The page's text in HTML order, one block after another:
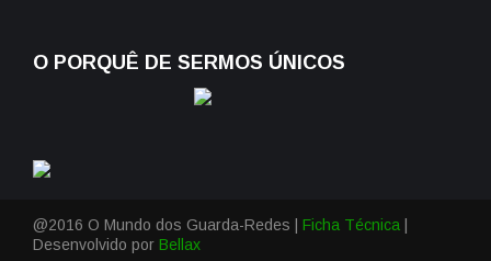
O PORQUÊ DE SERMOS ÚNICOS
@2016 O Mundo dos Guarda-Redes | Ficha Técnica
Desenvolvido por Bellax